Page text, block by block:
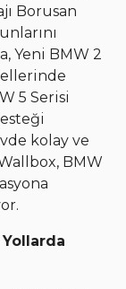
Borusan
Yeni BMW 2
5 Serisi
kolay ve
BMW